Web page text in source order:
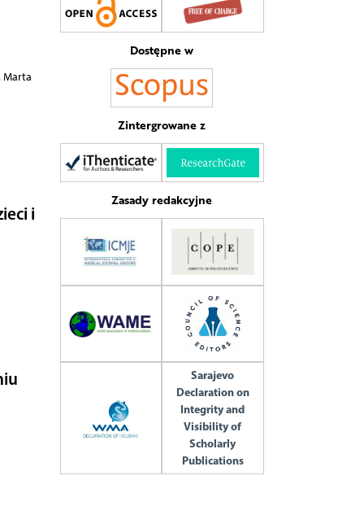
Marta
i
Dostępne w
Zintergrowane z
Zasady redakcyjne
Sarajevo
Declaration on
Integrity and
Visibility of
Scholarly
Publications